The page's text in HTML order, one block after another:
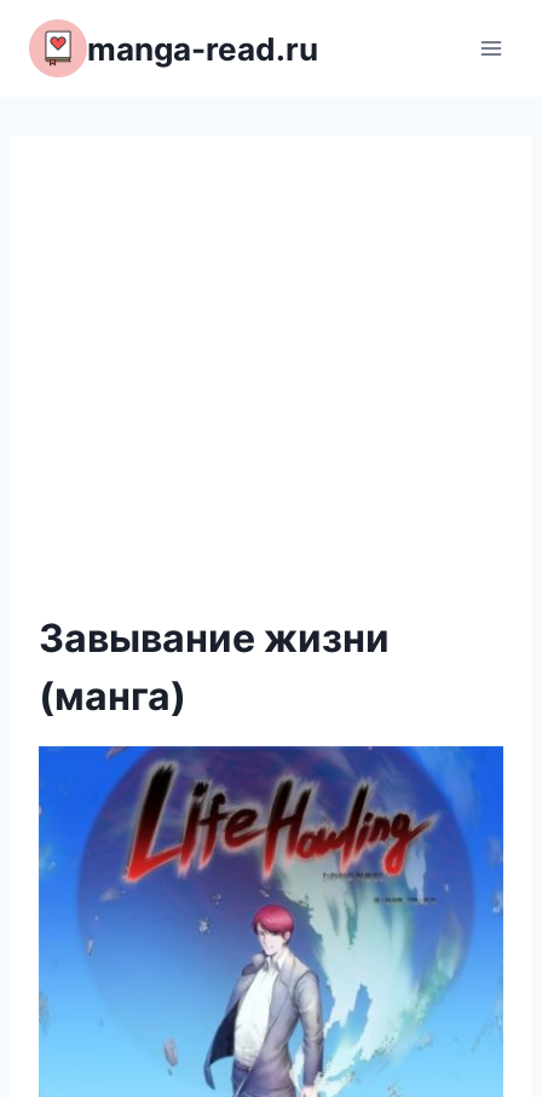
Перейти
содержимому
manga-read.ru
Завывание жизни
(манга)